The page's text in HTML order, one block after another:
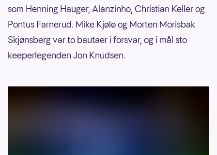
som Henning Hauger, Alanzinho, Christian Keller og
Pontus Farnerud. Mike Kjølø og Morten Morisbak
Skjønsberg var to bautaer i forsvar, og i mål sto
keeperlegenden Jon Knudsen.